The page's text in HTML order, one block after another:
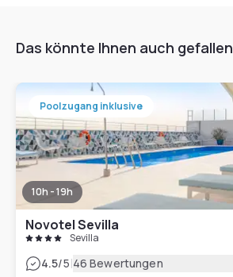
Das könnte Ihnen auch gefallen
Poolzugang inklusive
10h - 19h
Novotel Sevilla
Sevilla
4.5/5|46 Bewertungen